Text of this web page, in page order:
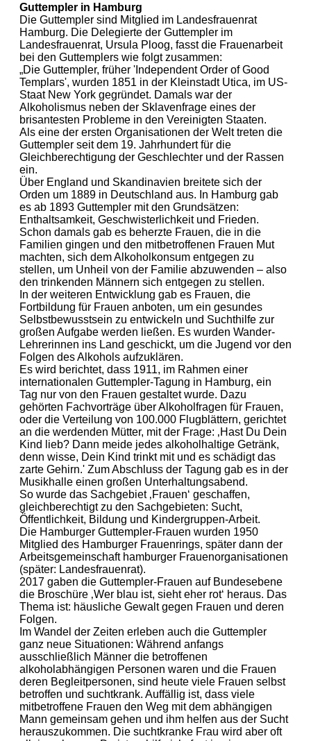
Guttempler in Hamburg
Die Guttempler sind Mitglied im Landesfrauenrat
Hamburg. Die Delegierte der Guttempler im
Landesfrauenrat, Ursula Ploog, fasst die Frauenarbeit
bei den Guttemplers wie folgt zusammen:
„Die Guttempler, früher 'Independent Order of Good
Templars', wurden 1851 in der Kleinstadt Utica, im US-
Staat New York gegründet. Damals war der
Alkoholismus neben der Sklavenfrage eines der
brisantesten Probleme in den Vereinigten Staaten.
Als eine der ersten Organisationen der Welt treten die
Guttempler seit dem 19. Jahrhundert für die
Gleichberechtigung der Geschlechter und der Rassen
ein.
Über England und Skandinavien breitete sich der
Orden um 1889 in Deutschland aus. In Hamburg gab
es ab 1893 Guttempler mit den Grundsätzen:
Enthaltsamkeit, Geschwisterlichkeit und Frieden.
Schon damals gab es beherzte Frauen, die in die
Familien gingen und den mitbetroffenen Frauen Mut
machten, sich dem Alkoholkonsum entgegen zu
stellen, um Unheil von der Familie abzuwenden – also
den trinkenden Männern sich entgegen zu stellen.
In der weiteren Entwicklung gab es Frauen, die
Fortbildung für Frauen anboten, um ein gesundes
Selbstbewusstsein zu entwickeln und Suchthilfe zur
großen Aufgabe werden ließen. Es wurden Wander-
Lehrerinnen ins Land geschickt, um die Jugend vor den
Folgen des Alkohols aufzuklären.
Es wird berichtet, dass 1911, im Rahmen einer
internationalen Guttempler-Tagung in Hamburg, ein
Tag nur von den Frauen gestaltet wurde. Dazu
gehörten Fachvorträge über Alkoholfragen für Frauen,
oder die Verteilung von 100.000 Flugblättern, gerichtet
an die werdenden Mütter, mit der Frage: ‚Hast Du Dein
Kind lieb? Dann meide jedes alkoholhaltige Getränk,
denn wisse, Dein Kind trinkt mit und es schädigt das
zarte Gehirn.' Zum Abschluss der Tagung gab es in der
Musikhalle einen großen Unterhaltungsabend.
So wurde das Sachgebiet ‚Frauen‘ geschaffen,
gleichberechtigt zu den Sachgebieten: Sucht,
Öffentlichkeit, Bildung und Kindergruppen-Arbeit.
Die Hamburger Guttempler-Frauen wurden 1950
Mitglied des Hamburger Frauenrings, später dann der
Arbeitsgemeinschaft hamburger Frauenorganisationen
(später: Landesfrauenrat).
2017 gaben die Guttempler-Frauen auf Bundesebene
die Broschüre ‚Wer blau ist, sieht eher rot‘ heraus. Das
Thema ist: häusliche Gewalt gegen Frauen und deren
Folgen.
Im Wandel der Zeiten erleben auch die Guttempler
ganz neue Situationen: Während anfangs
ausschließlich Männer die betroffenen
alkoholabhängigen Personen waren und die Frauen
deren Begleitpersonen, sind heute viele Frauen selbst
betroffen und suchtkrank. Auffällig ist, dass viele
mitbetroffene Frauen den Weg mit dem abhängigen
Mann gemeinsam gehen und ihm helfen aus der Sucht
herauszukommen. Die suchtkranke Frau wird aber oft